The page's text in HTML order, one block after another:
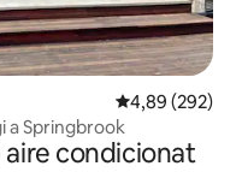
4,89 de
4,89 (292)
a Springbrook
aire condicionat